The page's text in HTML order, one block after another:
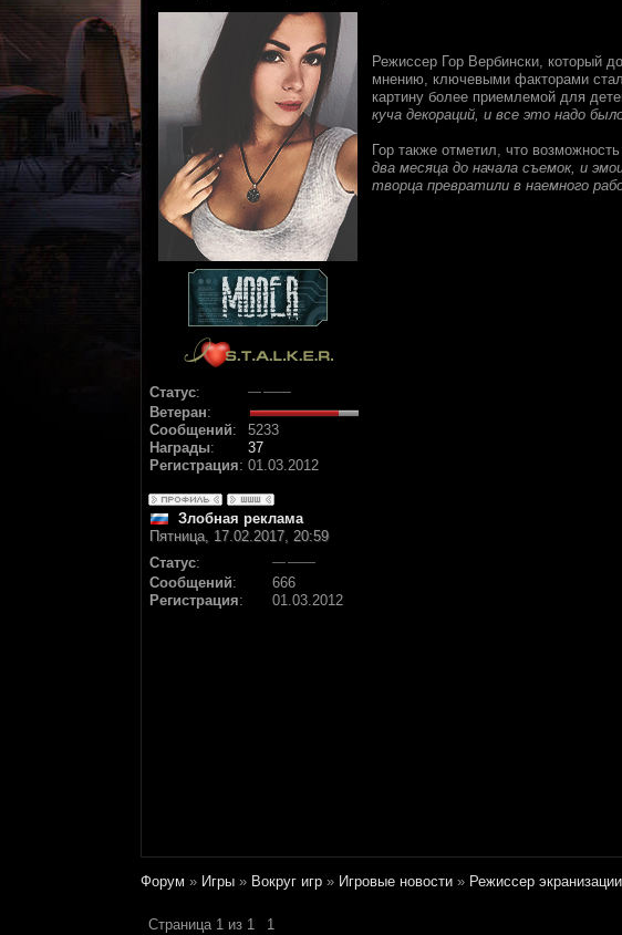
Статус:
Ветеран:
Сообщений:
5233
Награды:
37
Регистрация: 01.03.2012
Режиссер Гор Вербински, который
мнению, ключевыми факторами
картину более приемлемой для
куча декораций, и все это надо
Гор также отметил, что
два месяца до начала съемок, и
творца превратили в наемного
Злобная реклама
Пятница, 17.02.2017, 20:59
Статус:
Сообщений:
666
Регистрация: 01.03.2012
Форум » Игры » Вокруг игр » Игровые новости » Режиссер
Страница 1 из 1 1